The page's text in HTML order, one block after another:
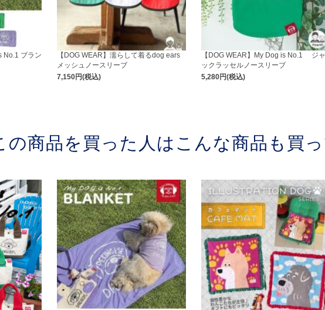
No.1 ブラン
【DOG WEAR】濡らして着るdog ears
メッシュノースリーブ
7,150円(税込)
【DOG WEAR】My Dog is No.1 ジャ
ックラッセルノースリーブ
5,280円(税込)
の商品を買った人はこんな商品も買